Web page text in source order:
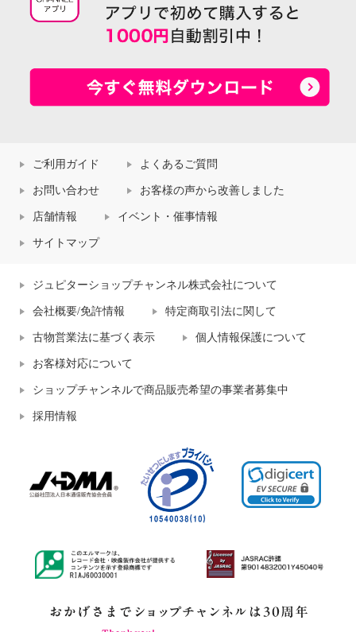
ご利用ガイド よくあるご質問
お問い合わせ お客様の声から改善しました
店舗情報 イベント・催事情報
サイトマップ
ジュピターショップチャンネル株式会社について
会社概要/免許情報 特定商取引法に関して
古物営業法に基づく表示 個人情報保護について
お客様対応について
ショップチャンネルで商品販売希望の事業者募集中
採用情報